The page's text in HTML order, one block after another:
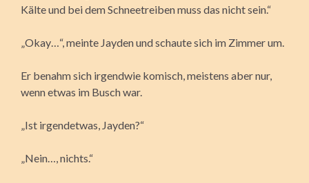
Kälte und bei dem Schneetreiben muss das nicht sein.“
„Okay…“, meinte Jayden und schaute sich im Zimmer um.
Er benahm sich irgendwie komisch, meistens aber nur,
wenn etwas im Busch war.
„Ist irgendetwas, Jayden?“
„Nein…, nichts.“